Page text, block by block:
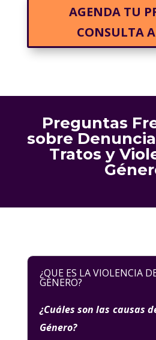
AGENDA TU
CONSULTA
Preguntas
sobre
Tratos y
¿QUE ES LA VIOLENCIA
GENERO?
¿Cuáles son las causas
Género?